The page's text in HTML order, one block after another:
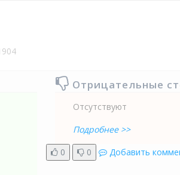
Отрицательные
Отсутствуют
Подробнее >>
0
0 Добавить